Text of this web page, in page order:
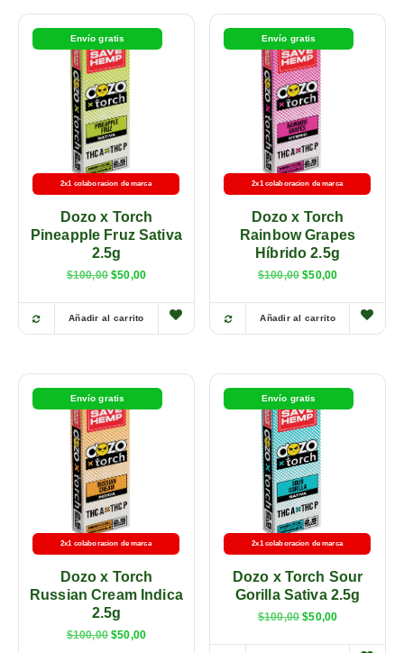
Envío gratis
2x1 colaboracion de marca
Dozo x Torch
Pineapple Fruz Sativa
2.5g
$100,00 $50,00
Añadir al carrito
Envío gratis
2x1 colaboracion de marca
Dozo x Torch
Rainbow Grapes
Híbrido 2.5g
$100,00 $50,00
Añadir al carrito
Envío gratis
2x1 colaboracion de marca
Dozo x Torch
Russian Cream Indica
2.5g
$100,00 $50,00
Envío gratis
2x1 colaboracion de marca
Dozo x Torch Sour
Gorilla Sativa 2.5g
$100,00 $50,00